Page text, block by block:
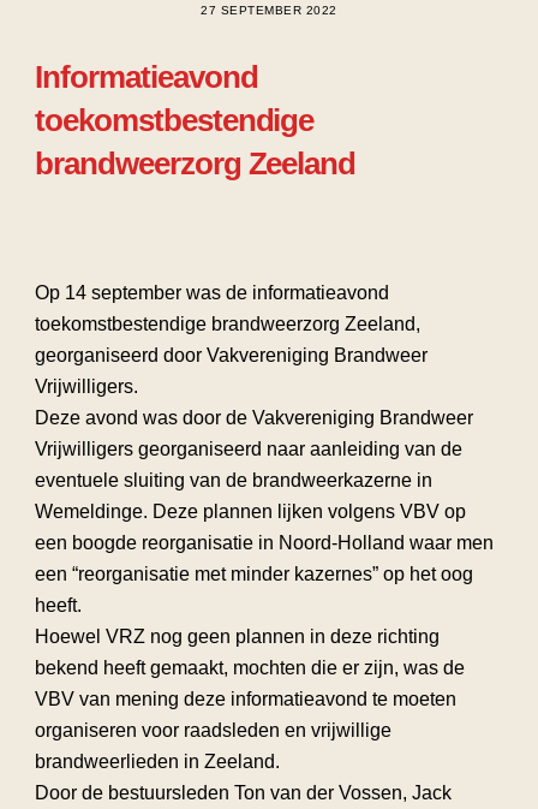
27 SEPTEMBER 2022
Informatieavond
toekomstbestendige
brandweerzorg Zeeland
Op 14 september was de informatieavond
toekomstbestendige brandweerzorg Zeeland,
georganiseerd door Vakvereniging Brandweer
Vrijwilligers.
Deze avond was door de Vakvereniging Brandweer
Vrijwilligers georganiseerd naar aanleiding van de
eventuele sluiting van de brandweerkazerne in
Wemeldinge. Deze plannen lijken volgens VBV op
een boogde reorganisatie in Noord-Holland waar men
een “reorganisatie met minder kazernes” op het oog
heeft.
Hoewel VRZ nog geen plannen in deze richting
bekend heeft gemaakt, mochten die er zijn, was de
VBV van mening deze informatieavond te moeten
organiseren voor raadsleden en vrijwillige
brandweerlieden in Zeeland.
Door de bestuursleden Ton van der Vossen, Jack